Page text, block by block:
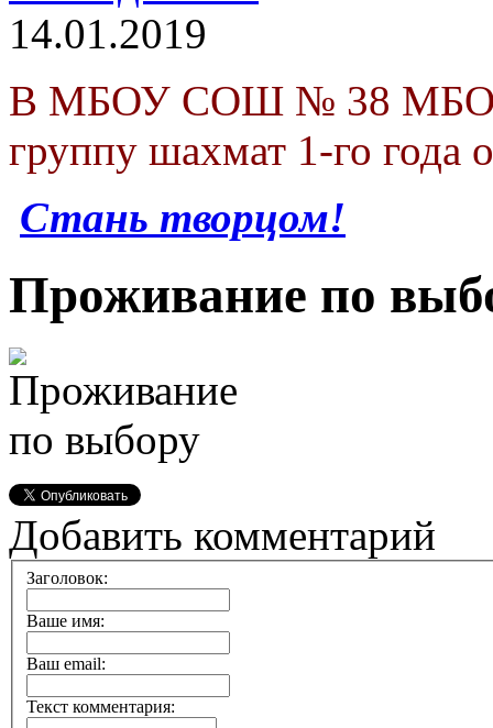
14.01.2019
В МБОУ СОШ № 38 МБОУ
группу шахмат 1-го года
Стань творцом!
Проживание по
Добавить комментарий
Заголовок:
Ваше имя:
Ваш email:
Текст комментария: